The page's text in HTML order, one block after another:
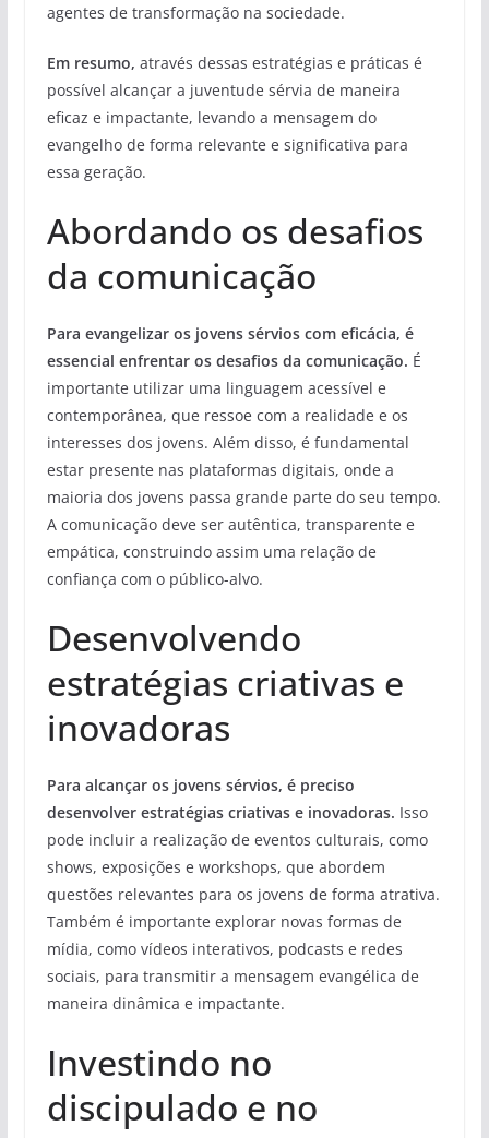
agentes de transformação na sociedade.
Em resumo, através dessas estratégias e práticas é
possível alcançar a juventude sérvia de maneira
eficaz e impactante, levando a mensagem do
evangelho de forma relevante e significativa para
essa geração.
Abordando os desafios
da comunicação
Para evangelizar os jovens sérvios com eficácia, é
essencial enfrentar os desafios da comunicação. É
importante utilizar uma linguagem acessível e
contemporânea, que ressoe com a realidade e os
interesses dos jovens. Além disso, é fundamental
estar presente nas plataformas digitais, onde a
maioria dos jovens passa grande parte do seu tempo.
A comunicação deve ser autêntica, transparente e
empática, construindo assim uma relação de
confiança com o público-alvo.
Desenvolvendo
estratégias criativas e
inovadoras
Para alcançar os jovens sérvios, é preciso
desenvolver estratégias criativas e inovadoras. Isso
pode incluir a realização de eventos culturais, como
shows, exposições e workshops, que abordem
questões relevantes para os jovens de forma atrativa.
Também é importante explorar novas formas de
mídia, como vídeos interativos, podcasts e redes
sociais, para transmitir a mensagem evangélica de
maneira dinâmica e impactante.
Investindo no
discipulado e no